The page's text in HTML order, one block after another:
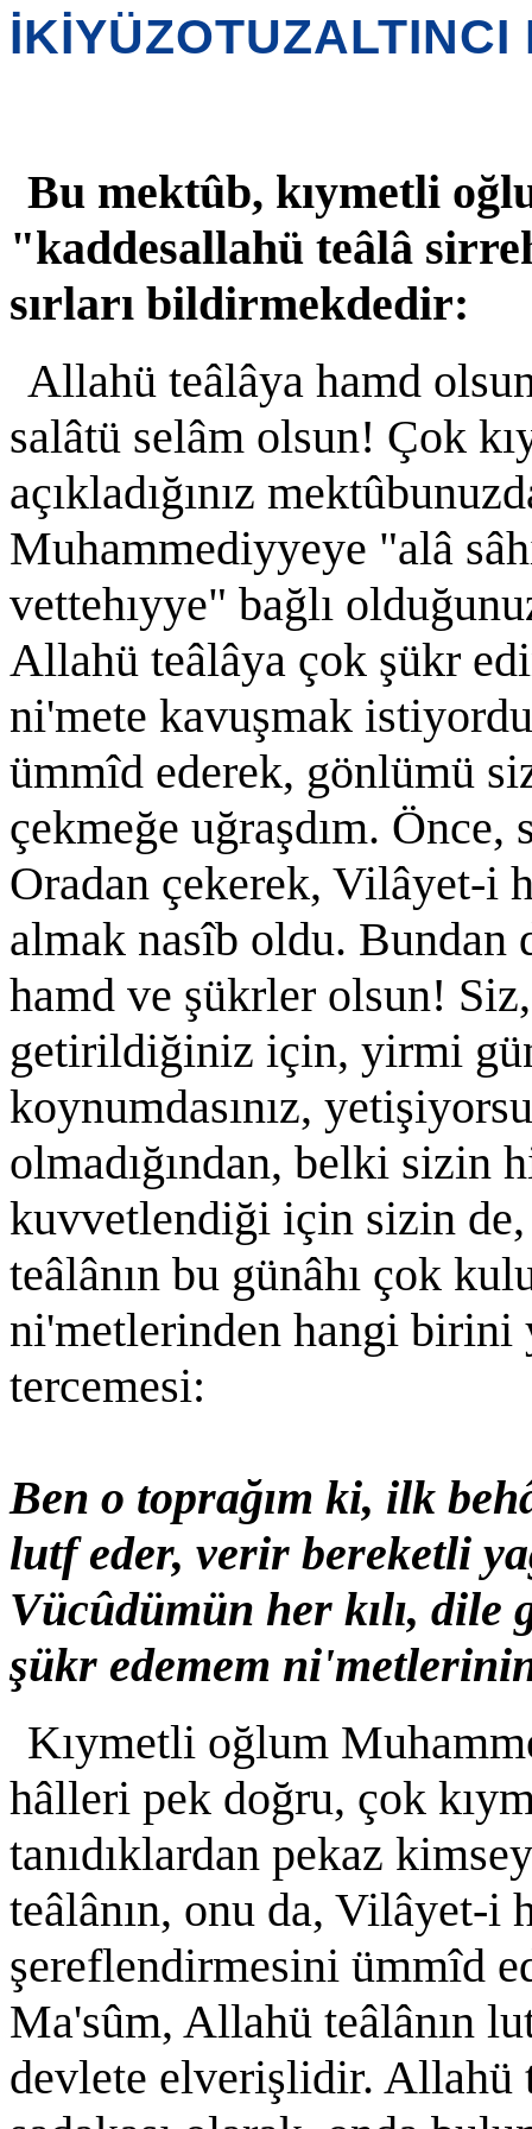
İKİYÜZOTUZALTINCI
Bu mektûb, kıymetli
"kaddesallahü teâlâ
sırları bildirmekdedir:
Allahü teâlâya hamd
salâtü selâm olsun! Çok
açıkladığınız
Muhammediyyeye "alâ
vettehıyye" bağlı
Allahü teâlâya çok şükr
ni'mete kavuşmak
ümmîd ederek, gönlümü
çekmeğe uğraşdım.
Oradan çekerek, Vilâyet-i
almak nasîb oldu. Bundan
hamd ve şükrler olsun!
getirildiğiniz için, yirmi
koynumdasınız,
olmadığından, belki sizin
kuvvetlendiği için sizin de,
teâlânın bu günâhı çok
ni'metlerinden hangi birini
tercemesi:
Ben o toprağım ki, ilk
lutf eder, verir bereketli
Vücûdümün her kılı, dile
şükr edemem
Kıymetli oğlum
hâlleri pek doğru, çok
tanıdıklardan pekaz
teâlânın, onu da, Vilâyet-i
şereflendirmesini ümmîd
Ma'sûm, Allahü teâlânın
devlete elverişlidir. Allahü